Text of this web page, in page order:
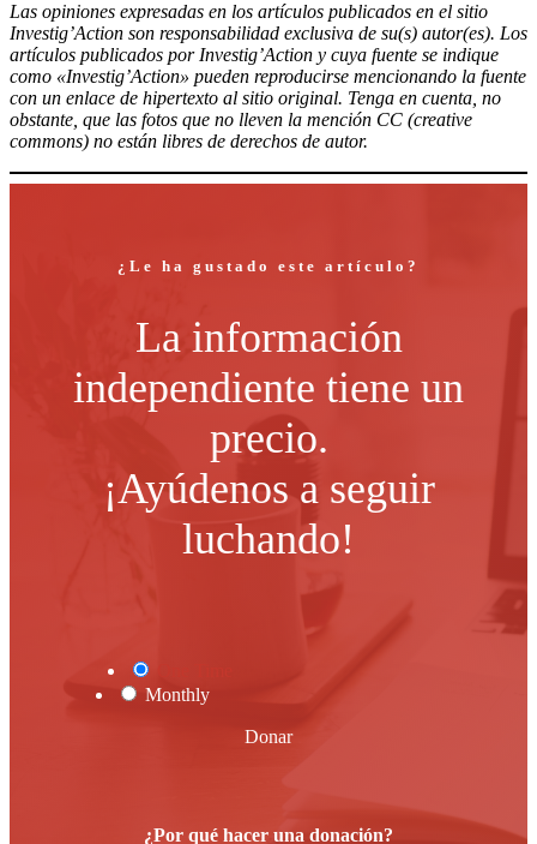
Las opiniones expresadas en los artículos publicados en el sitio
Investig’Action son responsabilidad exclusiva de su(s) autor(es). Los
artículos publicados por Investig’Action y cuya fuente se indique
como «Investig’Action» pueden reproducirse mencionando la fuente
con un enlace de hipertexto al sitio original. Tenga en cuenta, no
obstante, que las fotos que no lleven la mención CC (creative
commons) no están libres de derechos de autor.
¿Le ha gustado este artículo?
La información
independiente tiene un
precio.
¡Ayúdenos a seguir
luchando!
Monthly
Donar
¿Por qué hacer una donación?